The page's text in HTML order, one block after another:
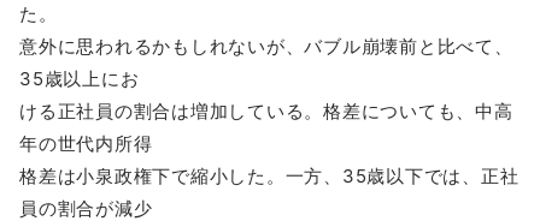
た。
意外に思われるかもしれないが、バブル崩壊前と比べて、
35歳以上にお
ける正社員の割合は増加している。格差についても、中高
年の世代内所得
格差は小泉政権下で縮小した。一方、35歳以下では、正社
員の割合が減少